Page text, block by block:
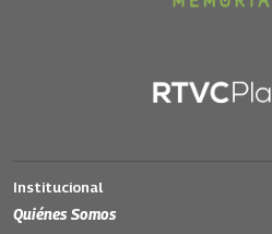
Institucional
Quiénes Somos